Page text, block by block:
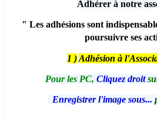
Adhérer à notre
" Les adhésions sont
poursuivre ses
1 ) Adhésion à
Pour les PC, Cliquez droit
Enregistrer l'image sous...